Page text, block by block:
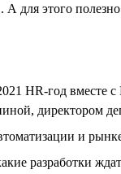
для этого
HR-год
директором
и
разработки